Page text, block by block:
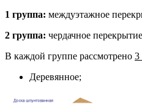
1 группа: междуэтажное
2 группа: чердачное
В каждой группе рассмотрено 3
Деревянное;